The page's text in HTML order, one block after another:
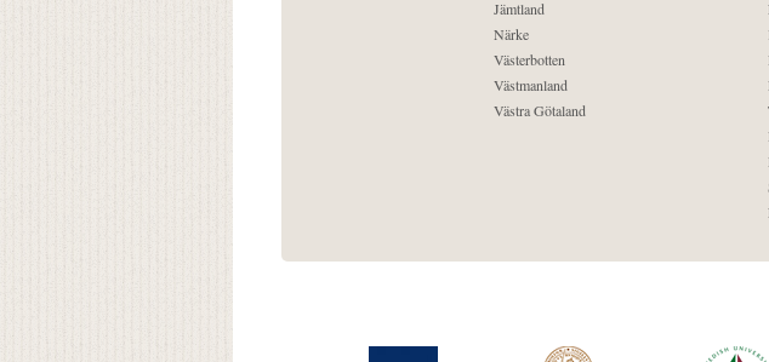
Jämtland
Närke
Västerbotten
Västmanland
Västra Götaland